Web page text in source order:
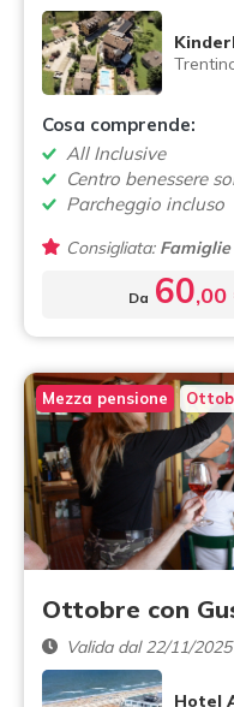
Cosa comprende:
All Inclusive
Centro benessere
Parcheggio incluso
Consigliata:Famiglie
Da 60,00
Mezza pensione
Ottobre con
Valida dal 22/11/
Hotel